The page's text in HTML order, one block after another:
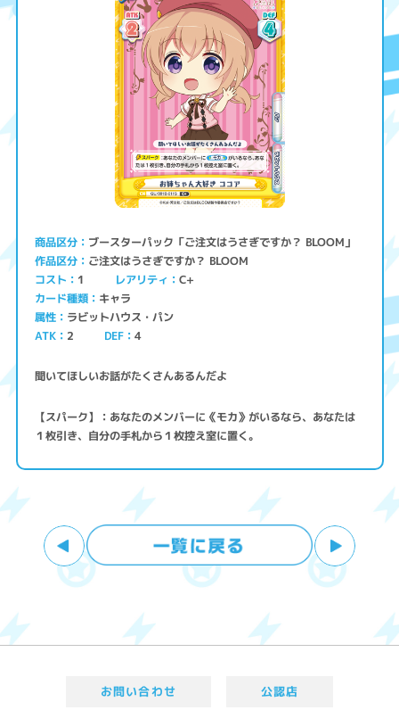
商品区分 ブースターパック「ご注文はうさぎですか？ BLOOM」
作品区分 ご注文はうさぎですか？ BLOOM
コスト 1 レアリティ C+
カード種類 キャラ
属性 ラビットハウス・パン
ATK 2 DEF 4
聞いてほしいお話がたくさんあるんだよ
【スパーク】：あなたのメンバーに《モカ》がいるなら、あなたは
１枚引き、自分の手札から１枚控え室に置く。
お問い合わせ 公認店